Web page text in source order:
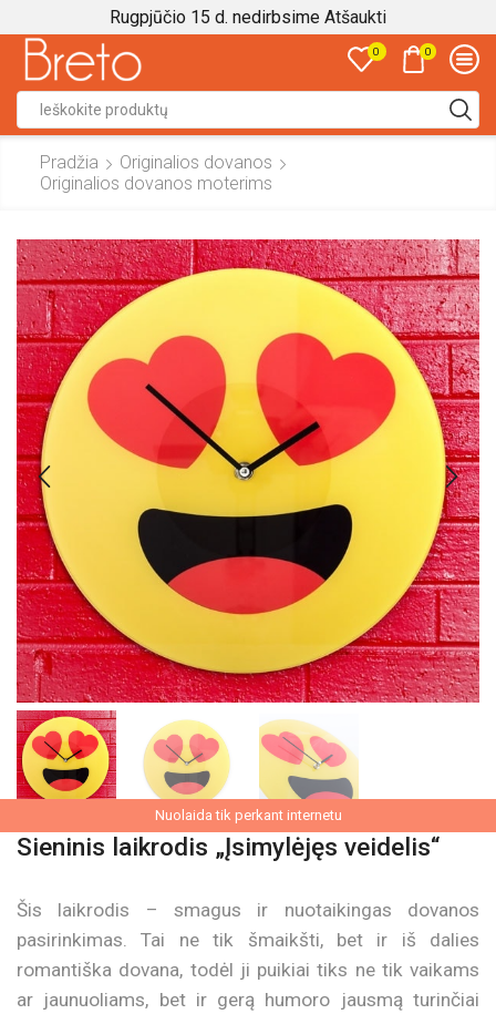
Rugpjūčio 15 d. nedirbsime Atšaukti
0 0
input
Pradžia
Originalios dovanos
Originalios dovanos moterims
Nuolaida tik perkant internetu
Sieninis laikrodis „Įsimylėjęs veidelis“
Šis laikrodis – smagus ir nuotaikingas dovanos
pasirinkimas. Tai ne tik šmaikšti, bet ir iš dalies
romantiška dovana, todėl ji puikiai tiks ne tik vaikams
ar jaunuoliams, bet ir gerą humoro jausmą turinčiai